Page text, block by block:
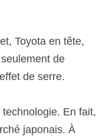
Toyota en tête,
de
de serre.
En fait,
japonais. À